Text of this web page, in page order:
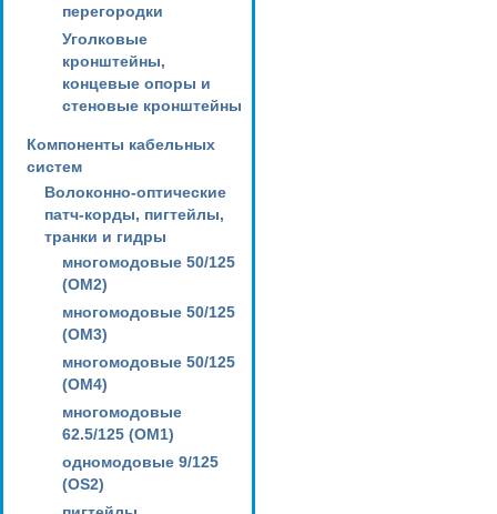
перегородки
Уголковые
кронштейны,
концевые опоры и
стеновые кронштейны
Компоненты кабельных
систем
Волоконно-оптические
патч-корды, пигтейлы,
транки и гидры
многомодовые 50/125
(OM2)
многомодовые 50/125
(OM3)
многомодовые 50/125
(OM4)
многомодовые
62.5/125 (OM1)
одномодовые 9/125
(OS2)